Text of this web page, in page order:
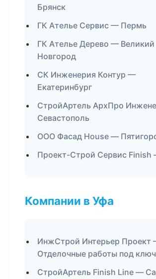
Брянск
ГК Ателье Сервис — Пермь
ГК Ателье Дерево — Великий
Новгород
СК Инженерия Контур —
Екатеринбург
СтройАртель АрхПро
Севастополь
ООО Фасад House —
Проект-Строй Сервис Finish
Компании в Уфа
ИнжСтрой Интерьер Проект
Отделочные работы под ключ
СтройАртель Finish Line —